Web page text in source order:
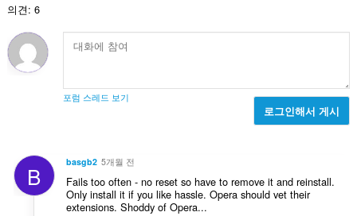
의견: 6
포럼 스레드 보기
로그인해서 게시
B basgb2 5개월 전
Fails too often - no reset so have to remove it and reinstall.
Only install it if you like hassle. Opera should vet their
extensions. Shoddy of Opera...